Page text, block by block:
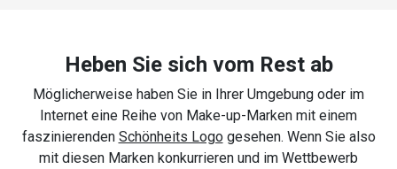
Heben Sie sich vom Rest ab
Möglicherweise haben Sie in Ihrer Umgebung oder im
Internet eine Reihe von Make-up-Marken mit einem
faszinierenden Schönheits Logogesehen. Wenn Sie also
mit diesen Marken konkurrieren und im Wettbewerb